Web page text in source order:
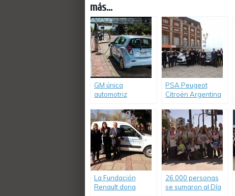
más...
GM única
automotriz
incluida en el Índice
Dow Jones de
Sustentabilidad
PSA Peugeot
Citroën Argentina
a todo el país con
el programa
«Guardianes de la
Educación»
La Fundación
Renault dona
26.000 personas
se sumaron al Día